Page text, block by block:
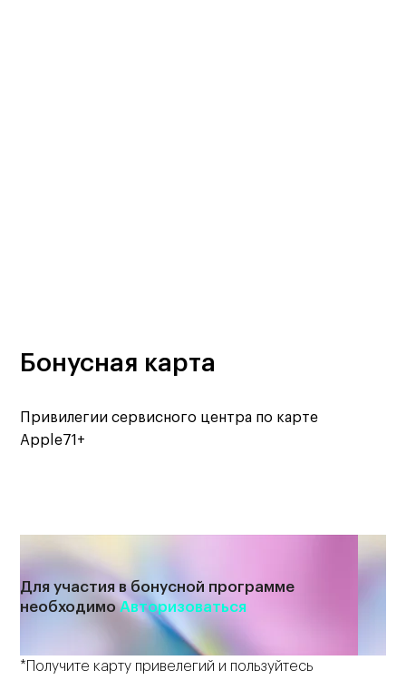
Бонусная карта
Привилегии сервисного центра по карте
Apple71+
Для участия в бонусной программе
необходимоАвторизоваться
*Получите карту привелегий и пользуйтесь